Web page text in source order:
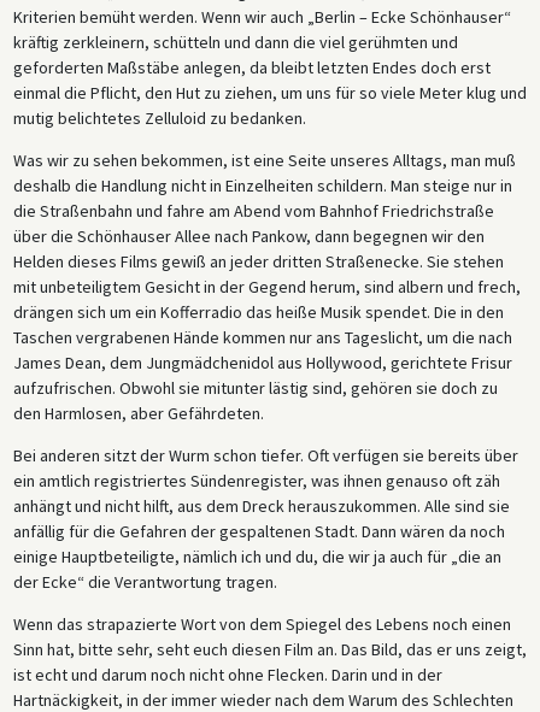
Kriterien bemüht werden. Wenn wir auch „Berlin – Ecke Schönhauser“
kräftig zerkleinern, schütteln und dann die viel gerühmten und
geforderten Maßstäbe anlegen, da bleibt letzten Endes doch erst
einmal die Pflicht, den Hut zu ziehen, um uns für so viele Meter klug und
mutig belichtetes Zelluloid zu bedanken.
Was wir zu sehen bekommen, ist eine Seite unseres Alltags, man muß
deshalb die Handlung nicht in Einzelheiten schildern. Man steige nur in
die Straßenbahn und fahre am Abend vom Bahnhof Friedrichstraße
über die Schönhauser Allee nach Pankow, dann begegnen wir den
Helden dieses Films gewiß an jeder dritten Straßenecke. Sie stehen
mit unbeteiligtem Gesicht in der Gegend herum, sind albern und frech,
drängen sich um ein Kofferradio das heiße Musik spendet. Die in den
Taschen vergrabenen Hände kommen nur ans Tageslicht, um die nach
James Dean, dem Jungmädchenidol aus Hollywood, gerichtete Frisur
aufzufrischen. Obwohl sie mitunter lästig sind, gehören sie doch zu
den Harmlosen, aber Gefährdeten.
Bei anderen sitzt der Wurm schon tiefer. Oft verfügen sie bereits über
ein amtlich registriertes Sündenregister, was ihnen genauso oft zäh
anhängt und nicht hilft, aus dem Dreck herauszukommen. Alle sind sie
anfällig für die Gefahren der gespaltenen Stadt. Dann wären da noch
einige Hauptbeteiligte, nämlich ich und du, die wir ja auch für „die an
der Ecke“ die Verantwortung tragen.
Wenn das strapazierte Wort von dem Spiegel des Lebens noch einen
Sinn hat, bitte sehr, seht euch diesen Film an. Das Bild, das er uns zeigt,
ist echt und darum noch nicht ohne Flecken. Darin und in der
Hartnäckigkeit, in der immer wieder nach dem Warum des Schlechten